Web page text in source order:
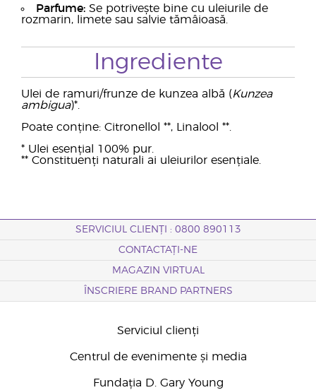
Parfume: Se potrivește bine cu uleiurile de
rozmarin, limete sau salvie tămâioasă.
Ingrediente
Ulei de ramuri/frunze de kunzea albă (Kunzea
ambigua)*.
Poate conține: Citronellol **, Linalool **.
* Ulei esențial 100% pur.
** Constituenți naturali ai uleiurilor esențiale.
SERVICIUL CLIENȚI : 0800 890113
CONTACTAȚI-NE
MAGAZIN VIRTUAL
ÎNSCRIERE BRAND PARTNERS
Serviciul clienți
Centrul de evenimente și media
Fundația D. Gary Young